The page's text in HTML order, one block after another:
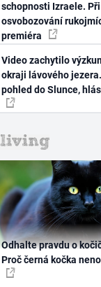
schopnosti Izraele. Při
osvobozování
premiéra
Video zachytilo
okraji lávového
pohled do Slunce,
Odhalte pravdu o
Proč černá kočka